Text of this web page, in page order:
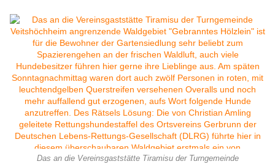
Das an die Vereinsgaststätte Tiramisu der Turngemeinde